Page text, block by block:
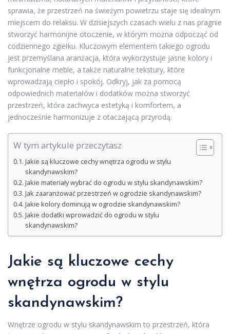
sprawia, że przestrzeń na świeżym powietrzu staje się idealnym
miejscem do relaksu. W dzisiejszych czasach wielu z nas pragnie
stworzyć harmonijne otoczenie, w którym można odpocząć od
codziennego zgiełku. Kluczowym elementem takiego ogrodu
jest przemyślana aranżacja, która wykorzystuje jasne kolory i
funkcjonalne meble, a także naturalne tekstury, które
wprowadzają ciepło i spokój. Odkryj, jak za pomocą
odpowiednich materiałów i dodatków można stworzyć
przestrzeń, która zachwyca estetyką i komfortem, a
jednocześnie harmonizuje z otaczającą przyrodą.
W tym artykule przeczytasz
Jakie są kluczowe cechy wnętrza ogrodu w stylu
skandynawskim?
Jakie materiały wybrać do ogrodu w stylu skandynawskim?
Jak zaaranżować przestrzeń w ogrodzie skandynawskim?
Jakie kolory dominują w ogrodzie skandynawskim?
Jakie dodatki wprowadzić do ogrodu w stylu
skandynawskim?
Jakie są kluczowe cechy
wnętrza ogrodu w stylu
skandynawskim?
Wnętrze ogrodu w stylu skandynawskim to przestrzeń, która